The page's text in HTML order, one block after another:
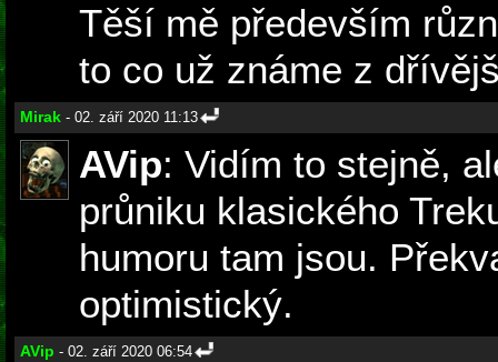
Těší mě především
to co už známe z
Mirak - 02. září 2020 11:13
AVip: Vidím to stejně,
průniku klasického
humoru tam jsou.
optimistický.
AVip - 02. září 2020 06:54